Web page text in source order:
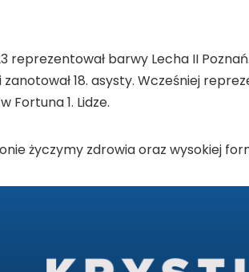
barwy Lecha II
18. asysty. Wcześniej
Fortuna 1. Lidze.
życzymy zdrowia oraz wysokiej